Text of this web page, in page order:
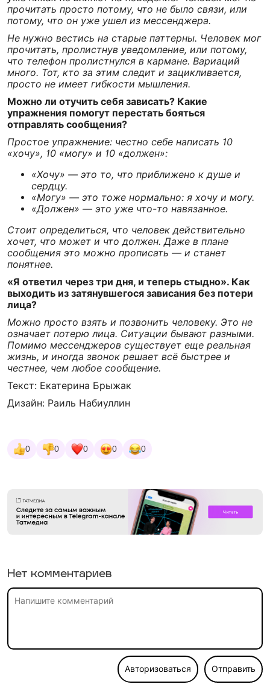
прочитать просто потому, что не было связи, или
потому, что он уже ушел из мессенджера.
Не нужно вестись на старые паттерны. Человек мог
прочитать, пролистнув уведомление, или потому,
что телефон пролистнулся в кармане. Вариаций
много. Тот, кто за этим следит и зацикливается,
просто не имеет гибкости мышления.
Можно ли отучить себя зависать? Какие
упражнения помогут перестать бояться
отправлять сообщения?
Простое упражнение: честно себе написать 10
«хочу», 10 «могу» и 10 «должен»:
«Хочу» — это то, что приближено к душе и
сердцу.
«Могу» — это тоже нормально: я хочу и могу.
«Должен» — это уже что-то навязанное.
Стоит определиться, что человек действительно
хочет, что может и что должен. Даже в плане
сообщения это можно прописать — и станет
понятнее.
«Я ответил через три дня, и теперь стыдно». Как
выходить из затянувшегося зависания без потери
лица?
Можно просто взять и позвонить человеку. Это не
означает потерю лица. Ситуации бывают разными.
Помимо мессенджеров существует еще реальная
жизнь, и иногда звонок решает всё быстрее и
честнее, чем любое сообщение.
Текст: Екатерина Брыжак
Дизайн: Раиль Набиуллин
0 0 0 0 0
Нет комментариев
Авторизоваться Отправить